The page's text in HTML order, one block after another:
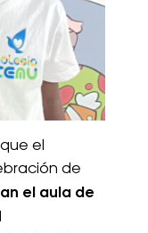
el
de
el aula de